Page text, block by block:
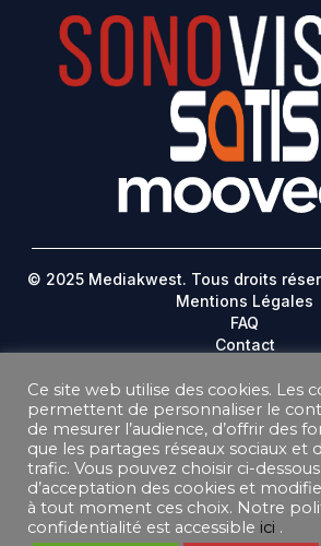
© 2025 Mediakwest. Tous droits
Mentions Légales
FAQ
Contact
DONNEES
CONDITIONS GÉNÉRALES DE
CONDITIONS GÉNÉRALES
Ce site web utilise des cookies. Les
permettent de personnaliser le
de mesurer l’audience, d’offrir des
que les partages réseaux sociaux et
trafic. Vous pouvez choisir ci-
d’acceptation des cookies et
à tout moment ces choix. Notre
confidentialité est accessible ici .